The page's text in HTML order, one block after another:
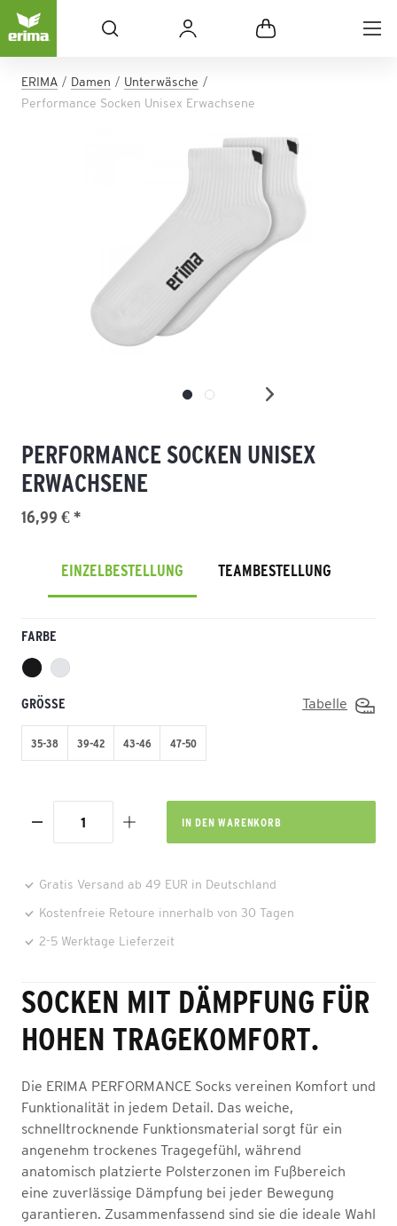
ERIMA Damen
Unterwäsche
Performance Socken Unisex Erwachsene
PERFORMANCE SOCKEN UNISEX
ERWACHSENE
16,99 € *
EINZELBESTELLUNG TEAMBESTELLUNG
FARBE
GRÖSSE Tabelle
35-38 39-42 43-46 47-50
IN DEN WARENKORB
Gratis Versand ab 49 EUR in Deutschland
Kostenfreie Retoure innerhalb von 30 Tagen
2-5 Werktage Lieferzeit
SOCKEN MIT DÄMPFUNG FÜR
HOHEN TRAGEKOMFORT.
Die ERIMA PERFORMANCE Socks vereinen Komfort und
Funktionalität in jedem Detail. Das weiche,
schnelltrocknende Funktionsmaterial sorgt für ein
angenehm trockenes Tragegefühl, während
anatomisch platzierte Polsterzonen im Fußbereich
eine zuverlässige Dämpfung bei jeder Bewegung
garantieren. Zusammenfassend sind sie die ideale Wahl